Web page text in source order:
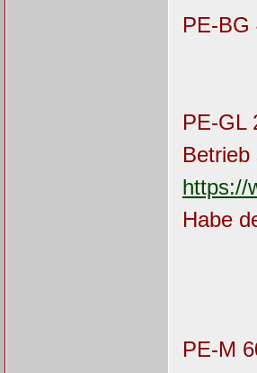
PE-BG
PE-GL
Betrieb
https://
Habe
PE-M